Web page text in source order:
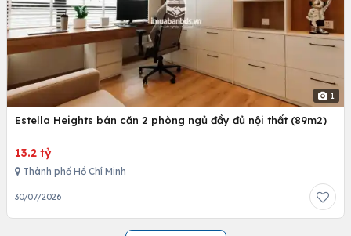
1
Estella Heights bán căn 2 phòng ngủ đầy đủ nội thất (89m2)
13.2 tỷ
Thành phố Hồ Chí Minh
30/07/2026